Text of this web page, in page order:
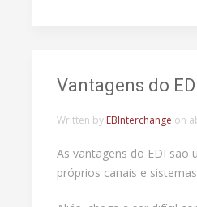
Vantagens do
Written by EBInterchange on
As vantagens do EDI são
próprios canais e